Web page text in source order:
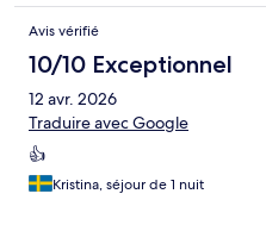
Avis vérifié
10/10 Exceptionnel
12 avr. 2026
Traduire avec Google
👍
Kristina, séjour de 1 nuit